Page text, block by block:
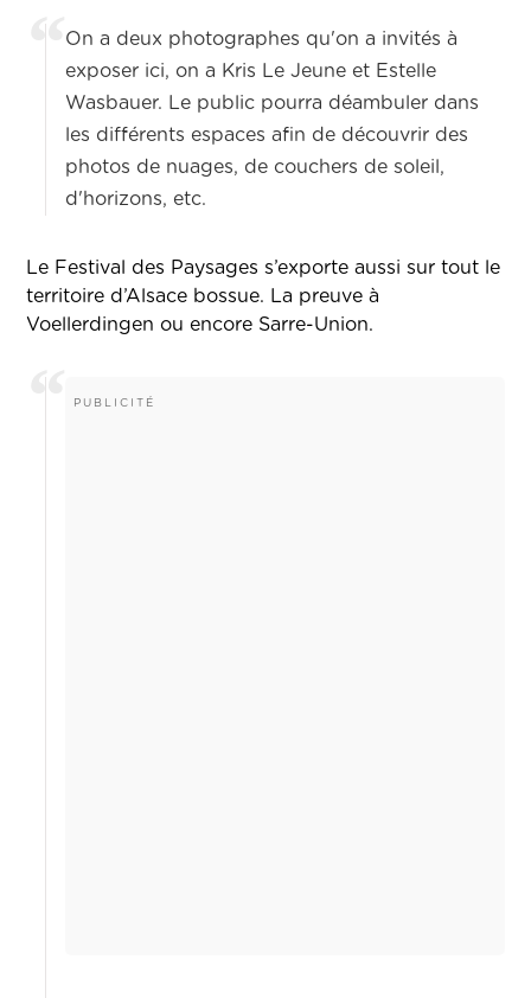
On a deux photographes qu'on a invités à
exposer ici, on a Kris Le Jeune et Estelle
Wasbauer. Le public pourra déambuler dans
les différents espaces afin de découvrir des
photos de nuages, de couchers de soleil,
d'horizons, etc.
Le Festival des Paysages s’exporte aussi sur tout le
territoire d’Alsace bossue. La preuve à
Voellerdingen ou encore Sarre-Union.